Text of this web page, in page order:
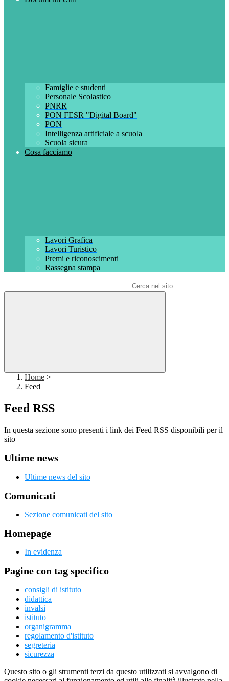
Famiglie e studenti
Personale Scolastico
PNRR
PON FESR "Digital Board"
PON
Intelligenza artificiale a scuola
Scuola sicura
Cosa facciamo
Lavori Grafica
Lavori Turistico
Premi e riconoscimenti
Rassegna stampa
Home >
Feed
Feed RSS
In questa sezione sono presenti i link dei Feed RSS disponibili per il
sito
Ultime news
Ultime news del sito
Comunicati
Sezione comunicati del sito
Homepage
In evidenza
Pagine con tag specifico
consigli di istituto
didattica
invalsi
istituto
organigramma
regolamento d'istituto
segreteria
sicurezza
Questo sito o gli strumenti terzi da questo utilizzati si avvalgono di